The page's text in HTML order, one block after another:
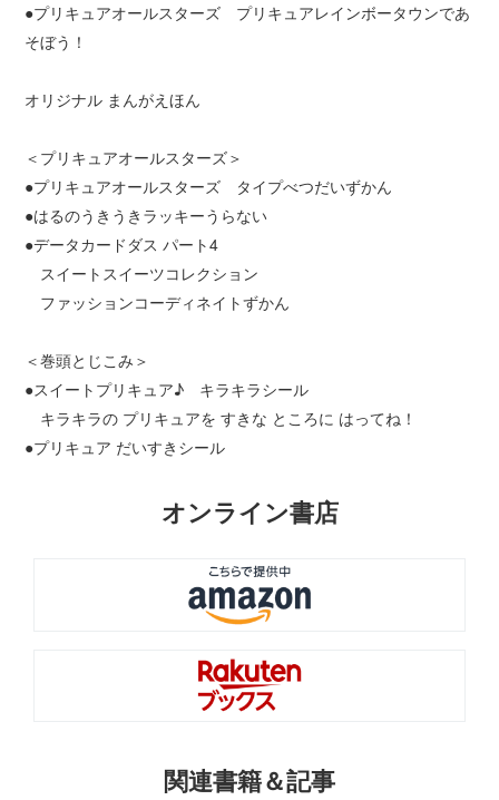
●プリキュアオールスターズ プリキュアレインボータウンであ
そぼう！
オリジナル まんがえほん
＜プリキュアオールスターズ＞
●プリキュアオールスターズ タイプべつだいずかん
●はるのうきうきラッキーうらない
●データカードダス パート4
スイートスイーツコレクション
ファッションコーディネイトずかん
＜巻頭とじこみ＞
●スイートプリキュア♪ キラキラシール
キラキラの プリキュアを すきな ところに はってね！
●プリキュア だいすきシール
オンライン書店
関連書籍＆記事